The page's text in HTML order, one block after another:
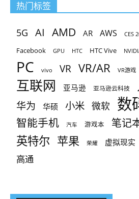
热门标签
5G AI AMD AR AWS CES
Facebook GPU HTC HTC Vive
PC vivo VR VR/AR VR游戏
互联网 亚马逊 亚马逊云科技
华为 华硕 小米 微软 数
智能手机 汽车 游戏本 笔记
英特尔 苹果 荣耀 虚拟现实
高通